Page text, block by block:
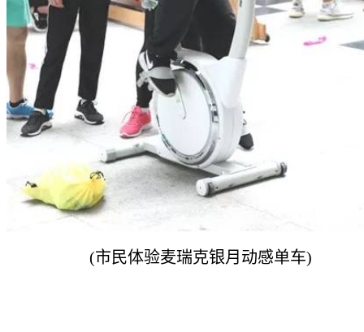
(市民体验麦瑞克银月动感单车)